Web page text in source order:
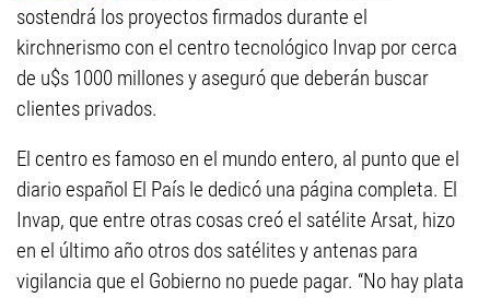
sostendrá los proyectos firmados durante el
kirchnerismo con el centro tecnológico Invap por cerca
de u$s 1000 millones y aseguró que deberán buscar
clientes privados.
El centro es famoso en el mundo entero, al punto que el
diario español El País le dedicó una página completa. El
Invap, que entre otras cosas creó el satélite Arsat, hizo
en el último año otros dos satélites y antenas para
vigilancia que el Gobierno no puede pagar. “No hay plata